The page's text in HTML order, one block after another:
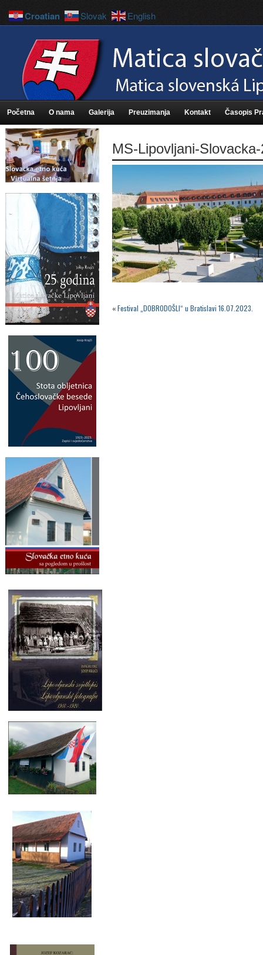
Početna O nama Galerija Preuzimanja Kontakt Časopis
MS-Lipovljani-
«Festival „DOBRODOŠLI“ u Bratislavi 16.07.2023.
Croatian Slovak English